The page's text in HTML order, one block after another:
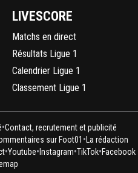
LIVESCORE
Matchs en direct
Résultats Ligue 1
Calendrier Ligue 1
Classement Ligue 1
•Contact, recrutement et publicité
sur Foot01 • La rédaction
•Youtube• Instagram•TikTok•Facebook